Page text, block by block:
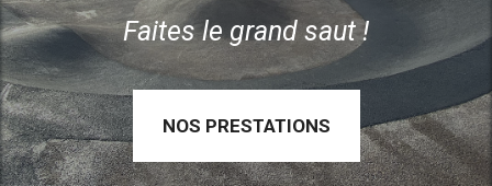
Faites le grand saut !
NOS PRESTATIONS